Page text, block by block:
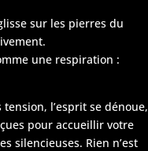
sur les pierres du
une respiration :
l’esprit se dénoue,
pour accueillir votre
silencieuses. Rien n’est